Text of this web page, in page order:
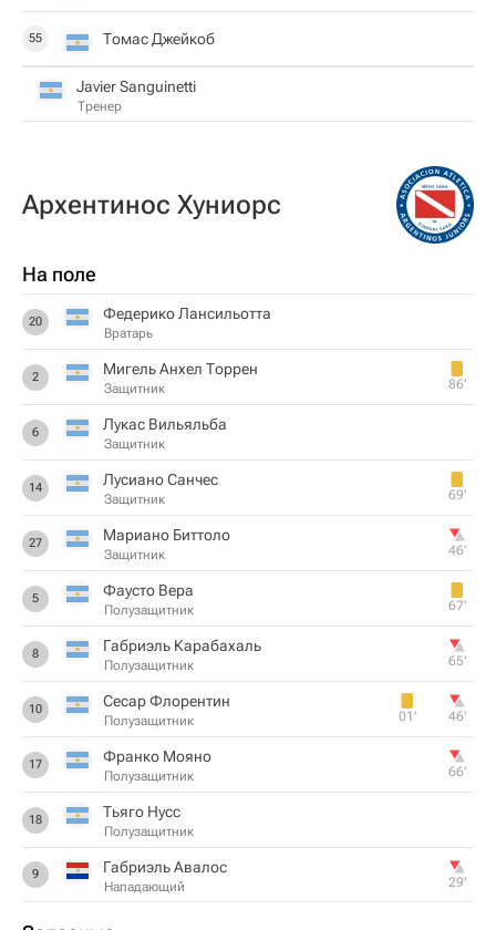
55 Томас Джейкоб
Javier Sanguinetti
Тренер
Архентинос Хуниорс
На поле
20 Федерико Лансильотта
Вратарь
2 Мигель Анхел Торрен
Защитник 86‎’‎
6 Лукас Вильяльба
Защитник
14 Лусиано Санчес
Защитник 69‎’‎
27 Мариано Биттоло
Защитник 46‎’‎
5 Фаусто Вера
Полузащитник 67‎’‎
8 Габриэль Карабахаль
Полузащитник 65‎’‎
10 Сесар Флорентин
Полузащитник 01‎’‎ 46‎’‎
17 Франко Мояно
Полузащитник 66‎’‎
18 Тьяго Нусс
Полузащитник
9 Габриэль Авалос
Нападающий 29‎’‎